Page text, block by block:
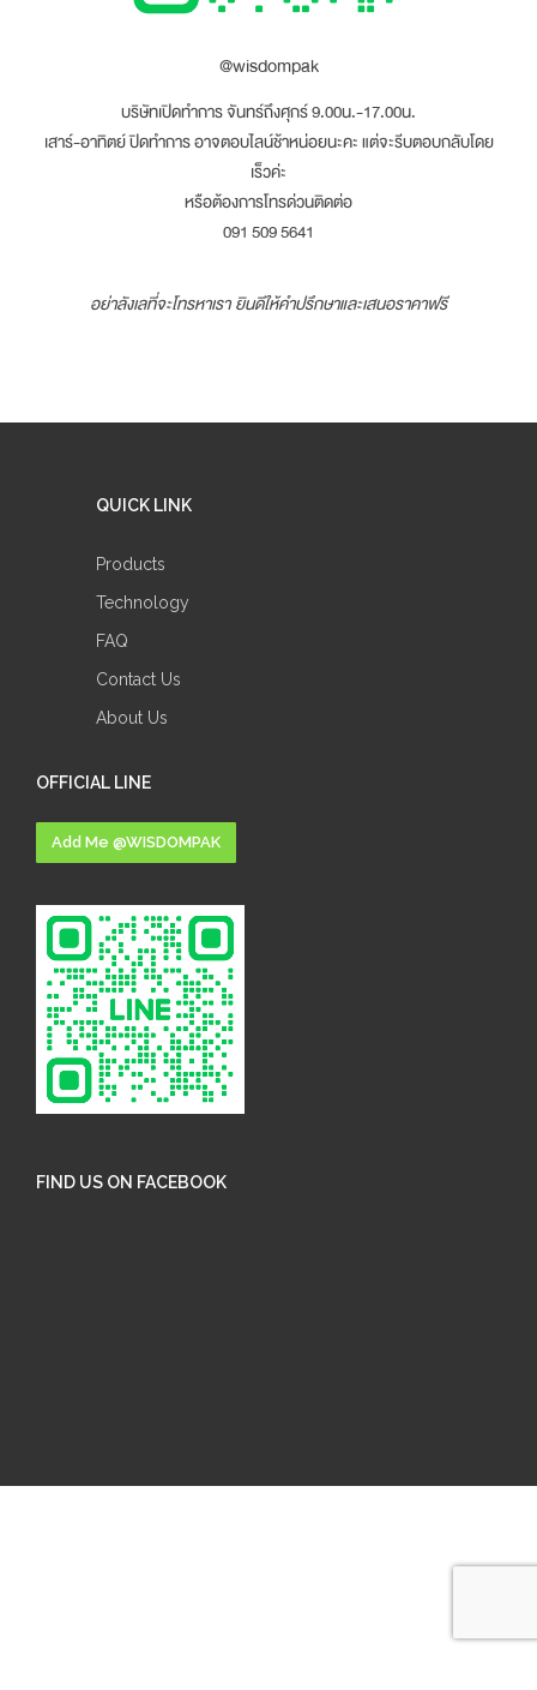
@wisdompak
บริษัทเปิดทำการ จันทร์ถึงศุกร์ 9.00น.-17.00น.
เสาร์-อาทิตย์ ปิดทำการ อาจตอบไลน์ช้าหน่อยนะคะ แต่จะรีบตอบกลับโดย
เร็วค่ะ
หรือต้องการโทรด่วนติดต่อ
091 509 5641
อย่าลังเลที่จะโทรหาเรา ยินดีให้คำปรึกษาและเสนอราคาฟรี
QUICK LINK
Products
Technology
FAQ
Contact Us
About Us
OFFICIAL LINE
Add Me @WISDOMPAK
FIND US ON FACEBOOK